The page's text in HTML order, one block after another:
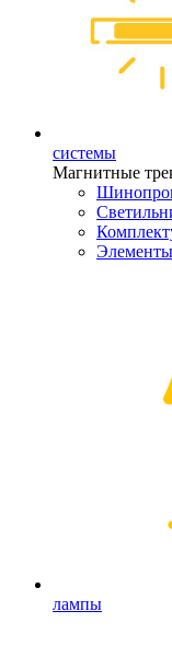
системы
Магнитные
лампы